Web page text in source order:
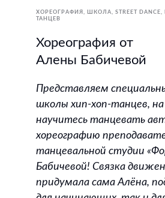
ХОРЕОГРАФИЯ ШКОЛА STREET DANCE
ТАНЦЕВ
Хореография от
Алены Бабичевой
Представляем
школы хип-хоп-танцев,
научитесь танцевать
хореографию
танцевальной студии
Бабичевой! Связка
придумала сама Алёна,